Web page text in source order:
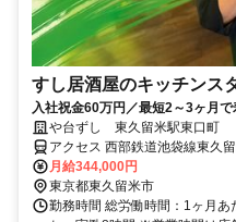
すし居酒屋のキッチンス
入社祝金60万円／最短2～3ヶ月
食無料のまかないあり
や台ずし 東久留米駅東口町
アクセス 西部鉄道池袋線東久
月給344,000円
東京都東久留米市
勤務時間 総労働時間：1ヶ月